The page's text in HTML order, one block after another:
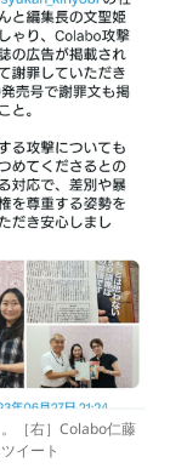
［右］Colabo仁藤
イート